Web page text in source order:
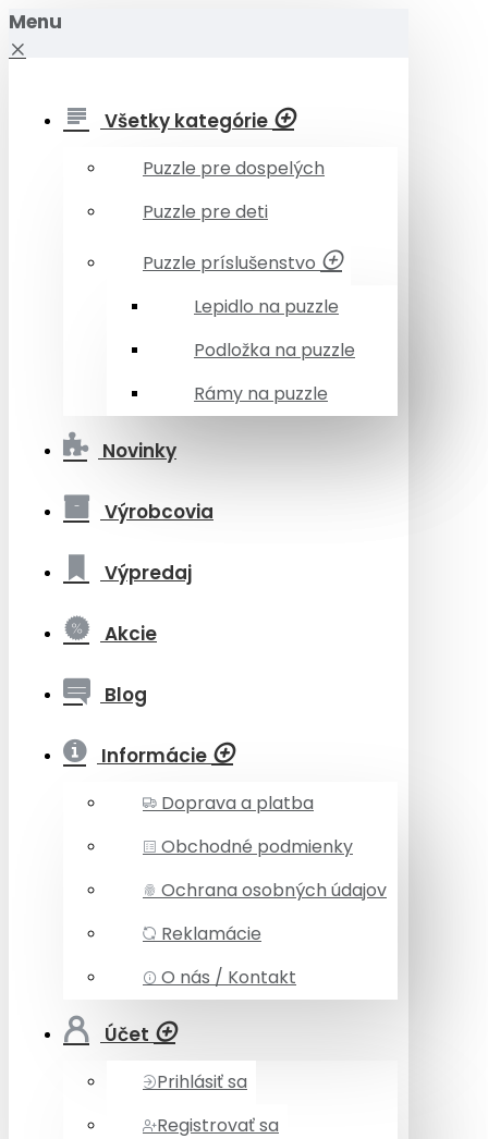
Menu
Všetky kategórie
Puzzle pre dospelých
Puzzle pre deti
Puzzle príslušenstvo
Lepidlo na puzzle
Podložka na puzzle
Rámy na puzzle
Novinky
Výrobcovia
Výpredaj
Akcie
Blog
Informácie
Doprava a platba
Obchodné podmienky
Ochrana osobných údajov
Reklamácie
O nás / Kontakt
Účet
Prihlásiť sa
Registrovať sa